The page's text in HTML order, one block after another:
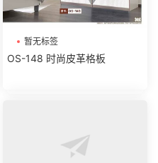
暂无标签
OS-148 时尚皮革格板